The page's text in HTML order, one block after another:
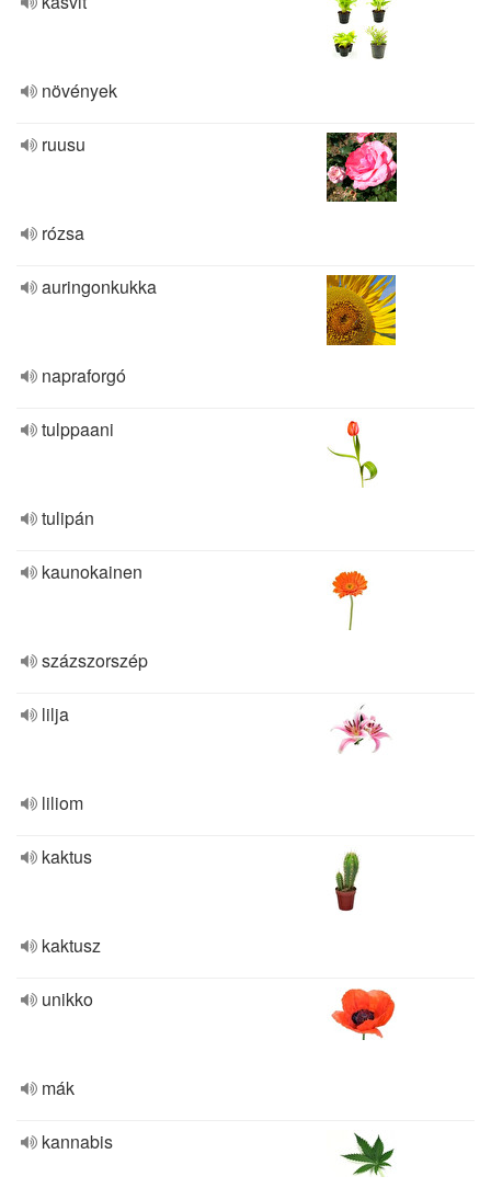
növények
ruusu
rózsa
auringonkukka
napraforgó
tulppaani
tulipán
kaunokainen
százszorszép
lilja
liliom
kaktus
kaktusz
unikko
mák
kannabis